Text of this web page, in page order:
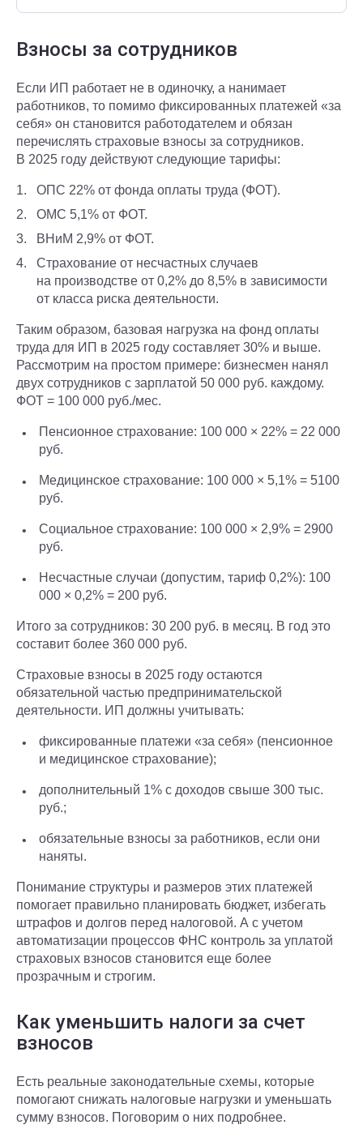
Взносы за сотрудников
Если ИП работает не в одиночку, а нанимает
работников, то помимо фиксированных платежей «за
себя» он становится работодателем и обязан
перечислять страховые взносы за сотрудников.
В 2025 году действуют следующие тарифы:
ОПС 22% от фонда оплаты труда (ФОТ).
ОМС 5,1% от ФОТ.
ВНиМ 2,9% от ФОТ.
Страхование от несчастных случаев
на производстве от 0,2% до 8,5% в зависимости
от класса риска деятельности.
Таким образом, базовая нагрузка на фонд оплаты
труда для ИП в 2025 году составляет 30% и выше.
Рассмотрим на простом примере: бизнесмен нанял
двух сотрудников с зарплатой 50 000 руб. каждому.
ФОТ = 100 000 руб./мес.
Пенсионное страхование: 100 000 × 22% = 22 000
руб.
Медицинское страхование: 100 000 × 5,1% = 5100
руб.
Социальное страхование: 100 000 × 2,9% = 2900
руб.
Несчастные случаи (допустим, тариф 0,2%): 100
000 × 0,2% = 200 руб.
Итого за сотрудников: 30 200 руб. в месяц. В год это
составит более 360 000 руб.
Страховые взносы в 2025 году остаются
обязательной частью предпринимательской
деятельности. ИП должны учитывать:
фиксированные платежи «за себя» (пенсионное
и медицинское страхование);
дополнительный 1% с доходов свыше 300 тыс.
руб.;
обязательные взносы за работников, если они
наняты.
Понимание структуры и размеров этих платежей
помогает правильно планировать бюджет, избегать
штрафов и долгов перед налоговой. А с учетом
автоматизации процессов ФНС контроль за уплатой
страховых взносов становится еще более
прозрачным и строгим.
Как уменьшить налоги за счет
взносов
Есть реальные законодательные схемы, которые
помогают снижать налоговые нагрузки и уменьшать
сумму взносов. Поговорим о них подробнее.